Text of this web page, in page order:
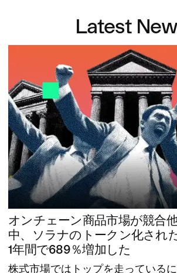
Latest
オンチェーン商品市場が競合
中、ソラナのトークン化され
1年間で689％増加した
株式市場ではトップを走っているに